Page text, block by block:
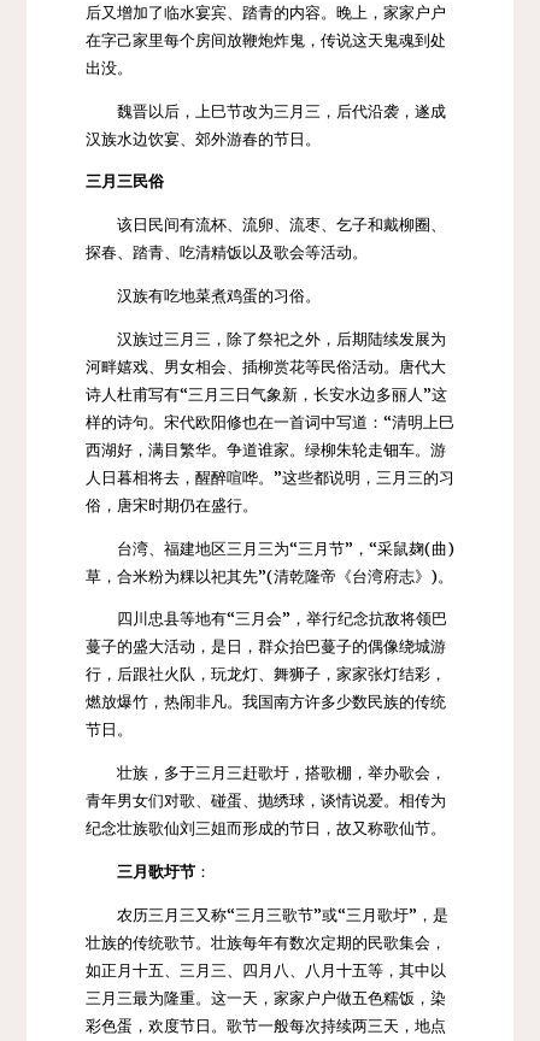
后又增加了临水宴宾、 踏青的内容。晚上，家家户户
在字己家里每个房间放鞭炮炸鬼，传说这天鬼魂到处
出没。
魏晋以后，上巳节改为三月三，后代沿袭，遂成
汉族水边饮宴、郊外游春的节日。
三月三民俗
该日民间有流杯、流卵、流枣、乞子和戴柳圈、
探春、踏青、吃清精饭以及歌会等活动。
汉族有吃地菜煮鸡蛋的习俗。
汉族过三月三，除了祭祀之外，后期陆续发展为
河畔嬉戏、男女相会、插柳赏花等民俗活动。唐代大
诗人杜甫写有“三月三日气象新，长安水边多丽人”这
样的诗句。宋代欧阳修也在一首词中写道：“清明上巳
西湖好，满目繁华。争道谁家。绿柳朱轮走钿车。游
人日暮相将去，醒醉喧哗。”这些都说明，三月三的习
俗，唐宋时期仍在盛行。
台湾、 福建地区三月三为“三月节”，“采鼠麹(曲)
草，合米粉为粿以祀其先”(清乾隆帝《台湾府志》)。
四川忠县等地有“三月会”，举行纪念抗敌将领巴
蔓子的盛大活动，是日，群众抬巴蔓子的偶像绕城游
行，后跟社火队， 玩龙灯、 舞狮子，家家张灯结彩，
燃放爆竹，热闹非凡。我国南方许多少数民族的传统
节日。
壮族，多于三月三赶歌圩，搭歌棚，举办歌会，
青年男女们对歌、碰蛋、抛绣球，谈情说爱。相传为
纪念壮族歌仙刘三姐而形成的节日，故又称歌仙节。
三月歌圩节：
农历三月三又称“三月三歌节”或“三月歌圩”，是
壮族的传统歌节。壮族每年有数次定期的民歌集会，
如正月十五、三月三、四月八、八月十五等，其中以
三月三最为隆重。这一天，家家户户做五色糯饭，染
彩色蛋，欢度节日。歌节一般每次持续两三天，地点